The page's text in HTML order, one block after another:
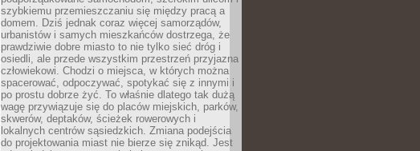
szybkiemu przemieszczaniu się między pracą a
domem. Dziś jednak coraz więcej samorządów,
urbanistów i samych mieszkańców dostrzega, że
prawdziwie dobre miasto to nie tylko sieć dróg i
osiedli, ale przede wszystkim przestrzeń przyjazna
człowiekowi. Chodzi o miejsca, w których można
spacerować, odpoczywać, spotykać się z innymi i
po prostu dobrze żyć. To właśnie dlatego tak dużą
wagę przywiązuje się do placów miejskich, parków,
skwerów, deptaków, ścieżek rowerowych i
lokalnych centrów sąsiedzkich. Zmiana podejścia
do projektowania miast nie bierze się znikąd. Jest